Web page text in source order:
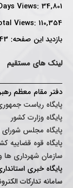
Views: 34,801
Views: 110,354
بازدید این صفحه:
لینک های مستقیم
دفتر مقام معظم
پایگاه ریاست
پایگاه وزارت کشور
پایگاه مجلس شورای
پایگاه قوه قضاییه
سازمان شهرداری
پایگاه خبری
سامانه تدارکات